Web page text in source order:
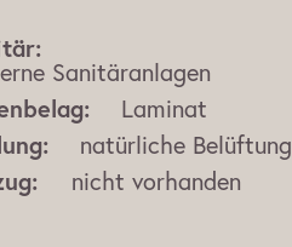
Sanitäranlagen
Laminat
natürliche Belüftung
nicht vorhanden